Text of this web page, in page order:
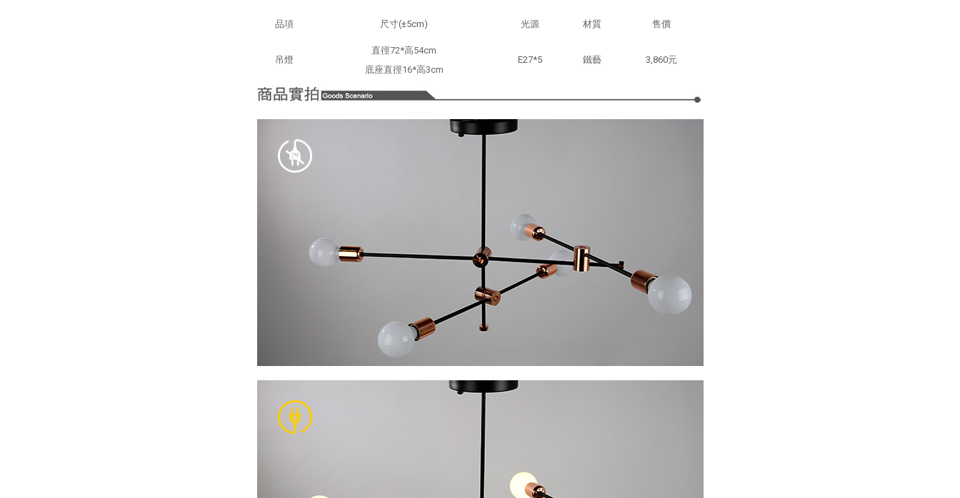
品項 尺寸(±5cm) 光源 材質 售價
吊燈
直徑72*高54cm
底座直徑16*高3cm
E27*5 鐵藝 3,860元